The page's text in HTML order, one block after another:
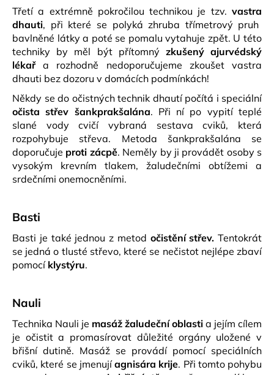
Třetí a extrémně pokročilou technikou je tzv. vastra
dhauti, při které se polyká zhruba třímetrový pruh
bavlněné látky a poté se pomalu vytahuje zpět. U této
techniky by měl být přítomný zkušený ajurvédský
lékařa rozhodně nedoporučujeme zkoušet vastra
dhauti bez dozoru v domácích podmínkách!
Někdy se do očistných technik dhautí počítá i speciální
očista střev šankprakšalána. Při ní po vypití teplé
slané vody cvičí vybraná sestava cviků, která
rozpohybuje střeva. Metoda šankprakšalána se
doporučuje proti zácpě. Neměly by ji provádět osoby s
vysokým krevním tlakem, žaludečními obtížemi a
srdečními onemocněními.
Basti
Basti je také jednou z metod očistění střev. Tentokrát
se jedná o tlusté střevo, které se nečistot nejlépe zbaví
pomocíklystýru.
Nauli
Technika Nauli je masáž žaludeční oblasti a jejím cílem
je očistit a promasírovat důležité orgány uložené v
břišní dutině. Masáž se provádí pomocí speciálních
cviků, které se jmenujíagnisára krije. Při tomto pohybu